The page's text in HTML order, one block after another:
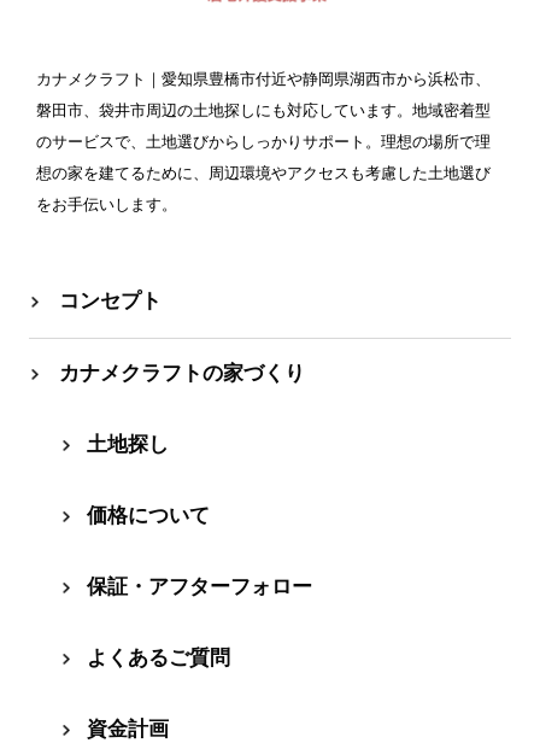
カナメクラフト ｜愛知県豊橋市付近や静岡県湖西市から浜松市、
磐田市、袋井市周辺の土地探しにも対応しています。地域密着型
のサービスで、土地選びからしっかりサポート。理想の場所で理
想の家を建てるために、周辺環境やアクセスも考慮した土地選び
をお手伝いします。
コンセプト
カナメクラフトの家づくり
⼟地探し
価格について
保証・アフターフォロー
よくあるご質問
資⾦計画